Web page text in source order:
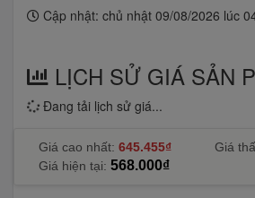
Cập nhật: chủ nhật 09/08/2026 lúc
LỊCH SỬ GIÁ SẢN
Đang tải lịch sử giá...
Giá cao nhất: 645.455₫ Giá
Giá hiện tại: 568.000₫